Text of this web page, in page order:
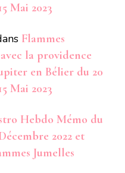
Mai 2023
Flammes
la providence
en Bélier du 20
Mai 2023
Hebdo Mémo du
2022 et
Jumelles